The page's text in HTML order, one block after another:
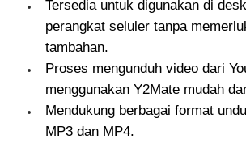
IndoXXI! Cek 15 link
streaming film terbaru,
aman, & bebas
malware di sini.
Tersedia untuk digunakan di
perangkat seluler tanpa
tambahan.
Proses mengunduh video dari
menggunakan Y2Mate mudah
Mendukung berbagai format
MP3 dan MP4.